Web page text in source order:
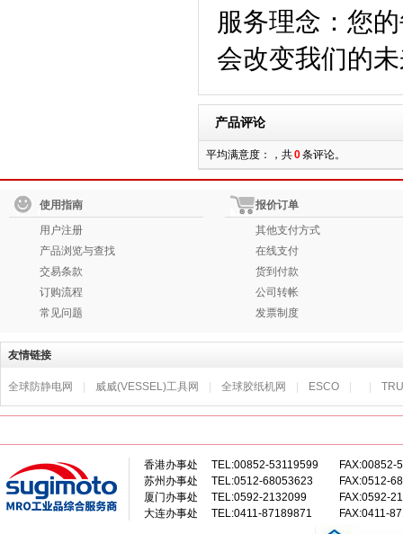
服务理念：您
会改变我们的
产品评论
平均满意度：，共0条评论。
使用指南
用户注册
产品浏览与查找
交易条款
订购流程
常见问题
报价订单
其他支付方式
在线支付
货到付款
公司转帐
发票制度
友情链接
全球防静电网 威威(VESSEL)工具网 全球胶纸机网 ESCO
香港办事处
苏州办事处
厦门办事处
大连办事处
TEL:00852-53119599
TEL:0512-68053623
TEL:0592-2132099
TEL:0411-87189871
FAX:00852-
FAX:0512-
FAX:0592-
FAX:0411-